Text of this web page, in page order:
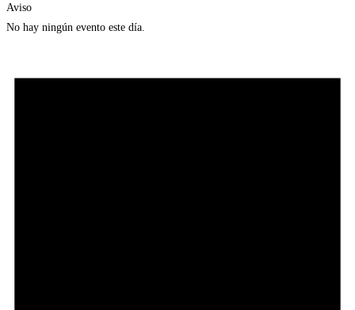
Aviso
No hay ningún evento este día.